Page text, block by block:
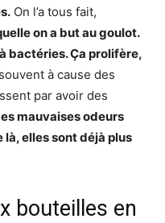
On l’a tous fait,
on a but au goulot.
bactéries. Ça prolifère,
à cause des
par avoir des
mauvaises odeurs
là, elles sont déjà plus
bouteilles en